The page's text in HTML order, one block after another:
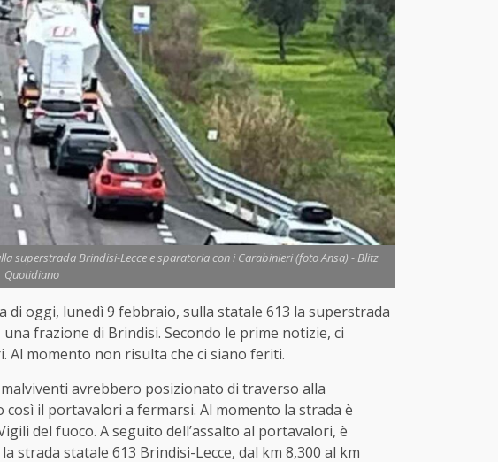
superstrada Brindisi-Lecce e sparatoria con i Carabinieri (foto Ansa) - Blitz
Quotidiano
oggi, lunedì 9 febbraio, sulla statale 613 la superstrada
frazione di Brindisi. Secondo le prime notizie, ci
Al momento non risulta che ci siano feriti.
avrebbero posizionato di traverso alla
il portavalori a fermarsi. Al momento la strada è
del fuoco. A seguito dell’assalto al portavalori, è
strada statale 613 Brindisi-Lecce, dal km 8,300 al km